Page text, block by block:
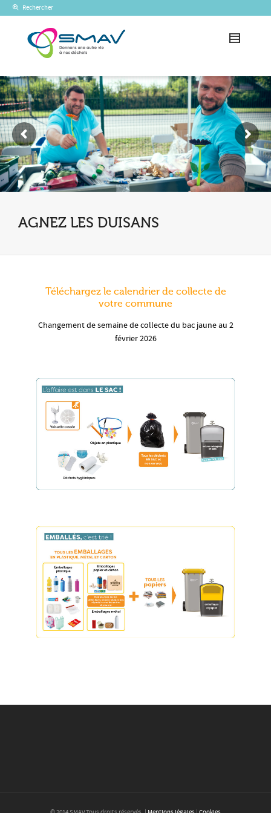
Rechercher
AGNEZ LES DUISANS
Téléchargez le calendrier de collecte de
votre commune
Changement de semaine de collecte du bac jaune au 2
février 2026